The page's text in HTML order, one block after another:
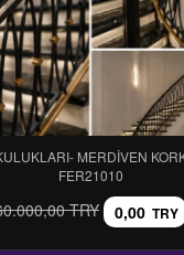
MERDİVEN
FER21010
TRY 0,00 TRY